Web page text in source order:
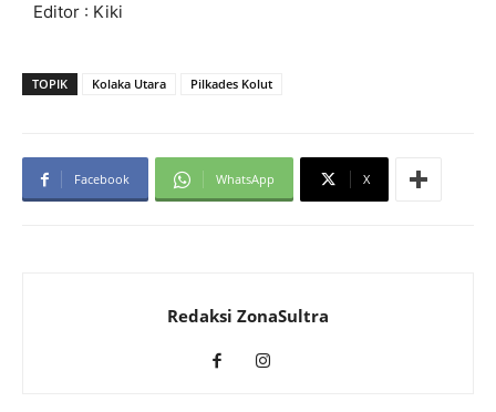
Editor : Kiki
TOPIK Kolaka Utara Pilkades Kolut
Facebook WhatsApp X
Redaksi ZonaSultra